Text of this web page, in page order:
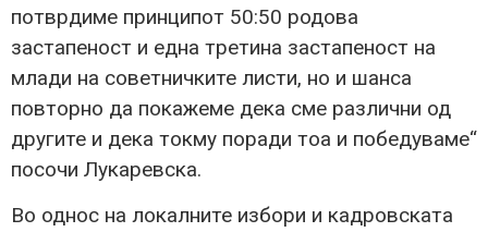
потврдиме принципот 50:50 родова
застапеност и една третина застапеност на
млади на советничките листи, но и шанса
повторно да покажеме дека сме различни од
другите и дека токму поради тоа и победуваме“
посочи Лукаревска.
Во однос на локалните избори и кадровската